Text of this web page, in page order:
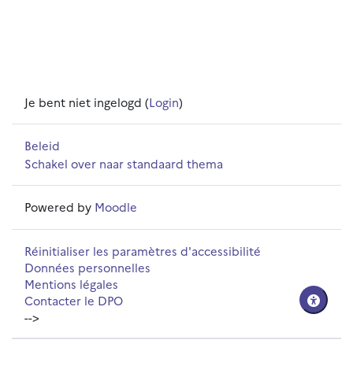
Je bent niet ingelogd (Login)
Beleid
Schakel over naar standaard thema
Powered by Moodle
Réinitialiser les paramètres d'accessibilité
Données personnelles
Mentions légales
Contacter le DPO
-->